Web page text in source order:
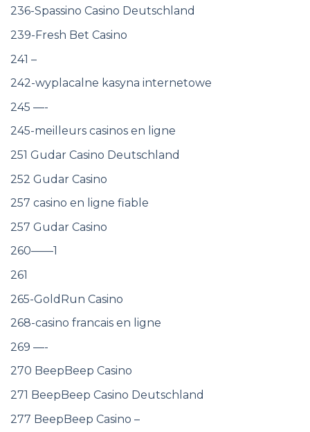
236-Spassino Casino Deutschland
239-Fresh Bet Casino
241 –
242-wyplacalne kasyna internetowe
245 —-
245-meilleurs casinos en ligne
251 Gudar Casino Deutschland
252 Gudar Casino
257 casino en ligne fiable
257 Gudar Casino
260——1
261
265-GoldRun Casino
268-casino francais en ligne
269 —-
270 BeepBeep Casino
271 BeepBeep Casino Deutschland
277 BeepBeep Casino –